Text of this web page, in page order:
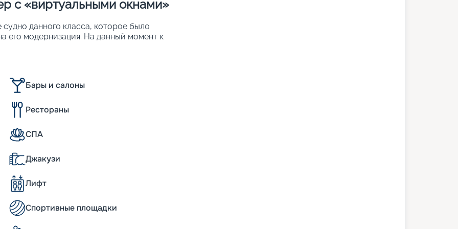
с «виртуальными окнами»
данного класса, которое было
его модернизация. На данный момент к
палубного корабля – 4 905 человек.
of the Seas размерами мало
– 348 м, а ширина – 41 метр. Корабль
развивать крейсерскую
каюту, придется тщательно
более 2 000 жилых помещений
на пяти палубах. К популярным
или виртуальным балконом,
Бары и салоны
Рестораны
СПА
Джакузи
Лифт
Спортивные площадки